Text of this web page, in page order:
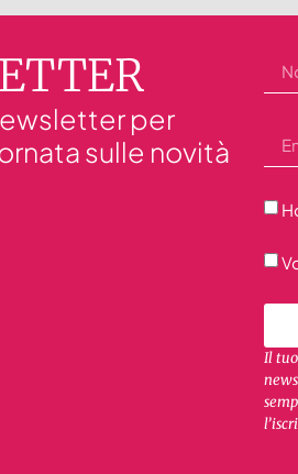
per
sulle novità
Il